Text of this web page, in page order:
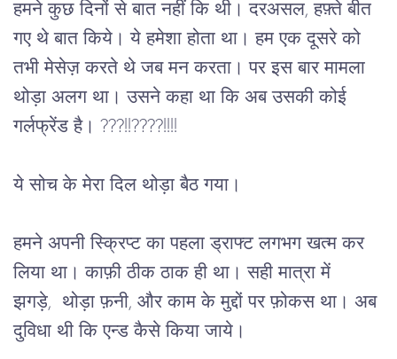
हमने कुछ दिनों से बात नहीं कि थी। दरअसल, हफ़्ते बीत
गए थे बात किये। ये हमेशा होता था। हम एक दूसरे को
तभी मेसेज़ करते थे जब मन करता। पर इस बार मामला
थोड़ा अलग था। उसने कहा था कि अब उसकी कोई
गर्लफ्रेंड है। ???!!????!!!!
ये सोच के मेरा दिल थोड़ा बैठ गया।
हमने अपनी स्क्रिप्ट का पहला ड्राफ्ट लगभग खत्म कर
लिया था। काफ़ी ठीक ठाक ही था। सही मात्रा में
झगड़े,  थोड़ा फ़नी, और काम के मुद्दों पर फ़ोकस था। अब
दुविधा थी कि एन्ड कैसे किया जाये।